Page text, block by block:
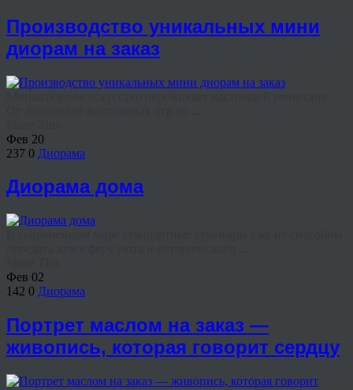
Производство уникальных мини
диорам на заказ
Фев 20
237 0 Диорама
Диорама дома
Фев 02
142 0 Диорама
Портрет маслом на заказ —
живопись, которая говорит сердцу